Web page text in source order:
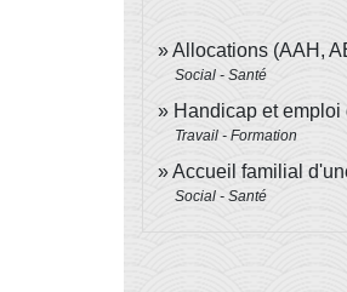
Allocations (AAH,
Social - Santé
Handicap et
Travail - Formation
Accueil familial
Social - Santé